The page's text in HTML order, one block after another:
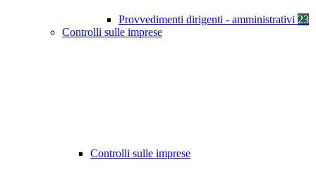
Provvedimenti dirigenti - amministrativi 23
Controlli sulle imprese
Controlli sulle imprese